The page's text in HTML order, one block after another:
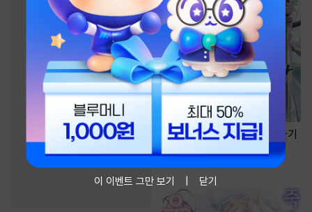
소설 선협에서 상태창 개발하기
이 이벤트 그만 보기 닫기